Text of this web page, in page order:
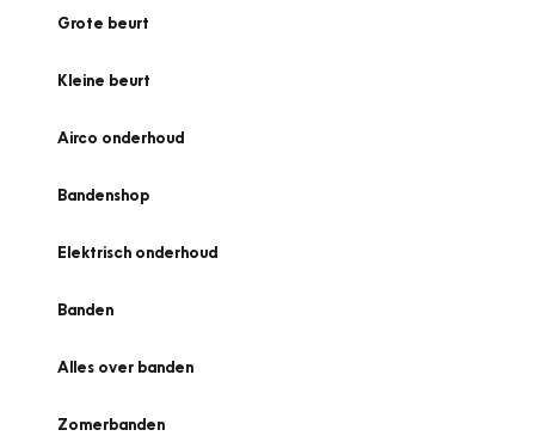
Grote beurt
Kleine beurt
Airco onderhoud
Bandenshop
Elektrisch onderhoud
Banden
Alles over banden
Zomerbanden